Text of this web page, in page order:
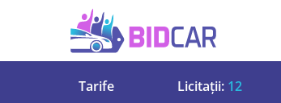
Tarife Licitații: 12